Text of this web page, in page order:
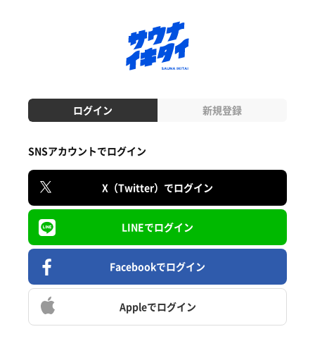
ログイン 新規登録
SNSアカウントでログイン
X（Twitter）でログイン
LINEでログイン
Facebookでログイン
Appleでログイン